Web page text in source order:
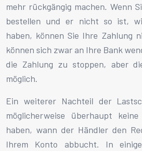
mehr rückgängig machen. Wenn
bestellen und er nicht so ist,
haben, können Sie Ihre Zahlung
können sich zwar an Ihre Bank
die Zahlung zu stoppen, aber
möglich.
Ein weiterer Nachteil der
möglicherweise überhaupt
haben, wann der Händler den
Ihrem Konto abbucht. In